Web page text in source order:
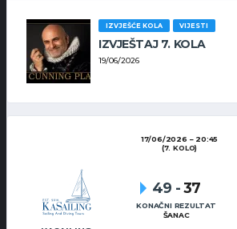
IZVJEŠĆE KOLA VIJESTI
IZVJEŠTAJ 7. KOLA
19/06/2026
17/06/2026
20:45
(7. KOLO)
49 -37
KONAČNI REZULTAT
ŠANAC